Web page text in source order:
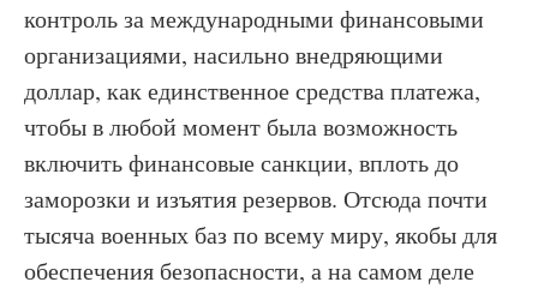
контроль за международными финансовыми
организациями, насильно внедряющими
доллар, как единственное средства платежа,
чтобы в любой момент была возможность
включить финансовые санкции, вплоть до
заморозки и изъятия резервов. Отсюда почти
тысяча военных баз по всему миру, якобы для
обеспечения безопасности, а на самом деле